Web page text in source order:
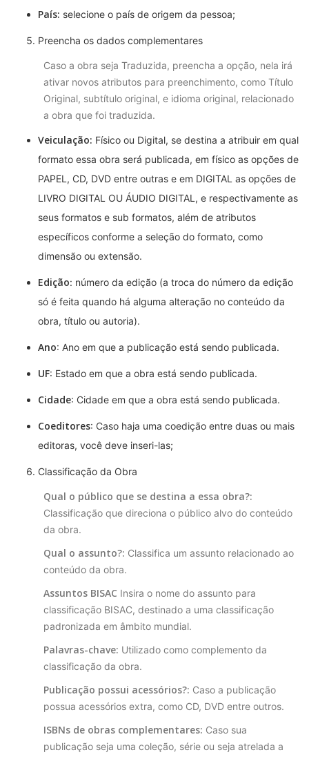
País: selecione o país de origem da pessoa;
Preencha os dados complementares
Caso a obra seja Traduzida, preencha a opção, nela irá
ativar novos atributos para preenchimento, como Título
Original, subtítulo original, e idioma original, relacionado
a obra que foi traduzida.
Veiculação: Físico ou Digital, se destina a atribuir em qual
formato essa obra será publicada, em físico as opções de
PAPEL, CD, DVD entre outras e em DIGITAL as opções de
LIVRO DIGITAL OU ÁUDIO DIGITAL, e respectivamente as
seus formatos e sub formatos, além de atributos
específicos conforme a seleção do formato, como
dimensão ou extensão.
Edição: número da edição (a troca do número da edição
só é feita quando há alguma alteração no conteúdo da
obra, título ou autoria).
Ano: Ano em que a publicação está sendo publicada.
UF: Estado em que a obra está sendo publicada.
Cidade: Cidade em que a obra está sendo publicada.
Coeditores: Caso haja uma coedição entre duas ou mais
editoras, você deve inseri-las;
Classificação da Obra
Qual o público que se destina a essa obra?:
Classificação que direciona o público alvo do conteúdo
da obra.
Qual o assunto?: Classifica um assunto relacionado ao
conteúdo da obra.
Assuntos BISAC Insira o nome do assunto para
classificação BISAC, destinado a uma classificação
padronizada em âmbito mundial.
Palavras-chave: Utilizado como complemento da
classificação da obra.
Publicação possui acessórios?: Caso a publicação
possua acessórios extra, como CD, DVD entre outros.
ISBNs de obras complementares: Caso sua
publicação seja uma coleção, série ou seja atrelada a